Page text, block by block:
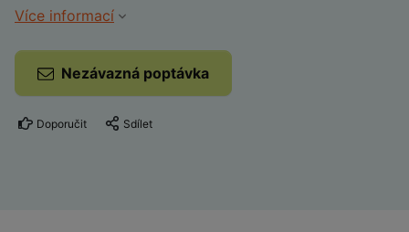
Více informací
Nezávazná poptávka
Doporučit Sdílet